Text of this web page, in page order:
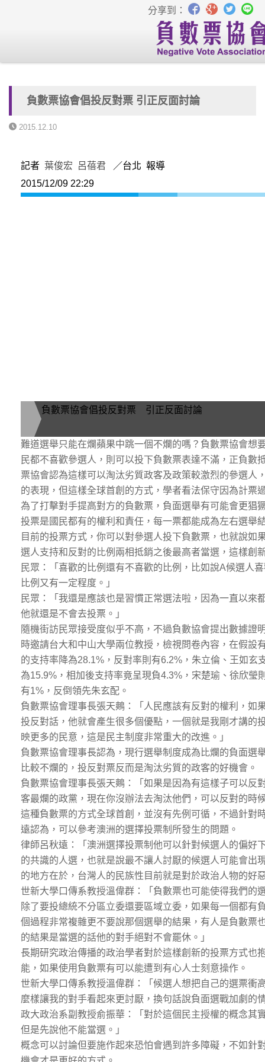
分享到：
負數票協會倡投反對票 引正反面討論
2015.12.10
記者 葉俊宏 呂蓓君
／台北 報導
2015/12/09 22:29
負數票協會倡投反對票 引正反面討論
難道選舉只能在爛蘋果中跳一個不爛的嗎？負數票協會想
民都不喜歡參選人，則可以投下負數票表達不滿，正負數
票協會認為這樣可以淘汰劣質政客及政策較激烈的參選人
的表現，但這樣全球首創的方式，學者看法保守因為計票
為了打擊對手提高對方的負數票，負面選舉有可能會更猖
投票是國民都有的權利和責任，每一票都能成為左右選舉
目前的投票方式，你可以對參選人投下負數票，也就說如
選人支持和反對的比例兩相抵銷之後最高者當選，這樣創
民眾：「喜歡的比例還有不喜歡的比例，比如說A候選人
比例又有一定程度。」
民眾：「我還是應該也是習慣正常選法啦，因為一直以來
他就還是不會去投票。」
隨機街訪民眾接受度似乎不高，不過負數協會提出數據證
時邀請台大和中山大學兩位教授，檢視問卷內容，在假設
的支持率降為28.1%，反對率則有6.2%，朱立倫、王如玄
為15.9%，相加後支持率竟呈現負4.3%，宋楚瑜、徐欣瑩
有1%，反倒領先朱玄配。
負數票協會理事長張天鷞：「人民應該有反對的權利，如
投反對話，他就會產生很多個優點，一個就是我剛才講的
映更多的民意，這是民主制度非常重大的改進。」
負數票協會理事長認為，現行選舉制度成為比爛的負面選
比較不爛的，投反對票反而是淘汰劣質的政客的好機會。
負數票協會理事長張天鷞：「如果是因為有這樣子可以反
客最爛的政黨，現在你沒辦法去淘汰他們，可以反對的時
這種負數票的方式全球首創，並沒有先例可循，不過針對
遠認為，可以參考澳洲的選擇投票制所發生的問題。
律師呂秋遠：「澳洲選擇投票制他可以針對候選人的偏好
的共識的人選，也就是說最不讓人討厭的候選人可能會出
的地方在於，台灣人的民族性目前就是對於政治人物的好
世新大學口傳系教授溫偉群：「負數票也可能使得我們的
除了要投總統不分區立委還要區域立委，如果每一個都有
個過程非常複雜更不要說那個選舉的結果，有人是負數票
的結果是當選的話他的對手絕對不會罷休。」
長期研究政治傳播的政治學者對於這樣創新的投票方式也
能，如果使用負數票有可以能遭到有心人士刻意操作。
世新大學口傳系教授溫偉群：「候選人想把自己的選票衝
麼樣讓我的對手看起來更討厭，換句話說負面選戰加劇的
政大政治系副教授俞振華：「對於這個民主授權的概念其
但是先說他不能當選。」
概念可以討論但要施作起來恐怕會遇到許多障礙，不如針